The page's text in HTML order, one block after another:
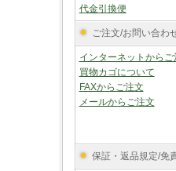
代金引換便
ご注文/お問い合わ
インターネットからご
買物カゴについて
FAXからご注文
メールからご注文
保証・返品規定/免